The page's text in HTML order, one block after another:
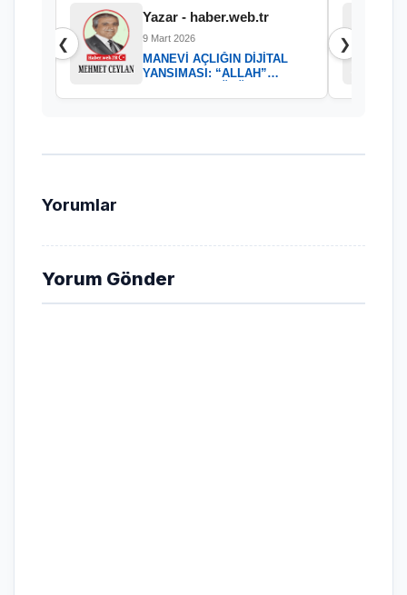
❮
Yazar - haber.web.tr
9 Mart 2026
MANEVİ AÇLIĞIN DİJİTAL
YANSIMASI: “ALLAH”
❯
Yorumlar
Yorum Gönder